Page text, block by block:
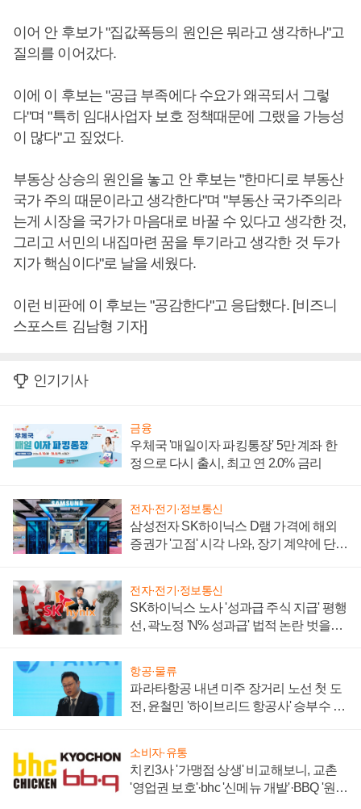
이어 안 후보가 "집값폭등의 원인은 뭐라고 생각하나"고
질의를 이어갔다.
이에 이 후보는 "공급 부족에다 수요가 왜곡되서 그렇
다"며 "특히 임대사업자 보호 정책때문에 그랬을 가능성
이 많다"고 짚었다.
부동상 상승의 원인을 놓고 안 후보는 "한마디로 부동산
국가 주의 때문이라고 생각한다"며 "부동산 국가주의라
는게 시장을 국가가 마음대로 바꿀 수 있다고 생각한 것,
그리고 서민의 내집마련 꿈을 투기라고 생각한 것 두가
지가 핵심이다"로 날을 세웠다.
이런 비판에 이 후보는 "공감한다"고 응답했다. [비즈니
스포스트 김남형 기자]
인기기사
금융
우체국 '매일이자 파킹통장' 5만 계좌 한
정으로 다시 출시, 최고 연 2.0% 금리
전자·전기·정보통신
삼성전자 SK하이닉스 D램 가격에 해외
증권가 '고점' 시각 나와, 장기 계약에 단점
전자·전기·정보통신
SK하이닉스 노사 '성과급 주식 지급' 평행
선, 곽노정 'N% 성과급' 법적 논란 벗을지
항공·물류
파라타항공 내년 미주 장거리 노선 첫 도
전, 윤철민 '하이브리드 항공사' 승부수 통
소비자·유통
치킨3사 '가맹점 상생' 비교해보니, 교촌
'영업권 보호'·bhc '신메뉴 개발'·BBQ '원가